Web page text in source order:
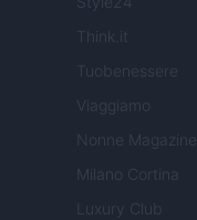
Think.it
Tuobenessere
Viaggiamo
Nonne Magazine
Milano Cortina
Luxury Club